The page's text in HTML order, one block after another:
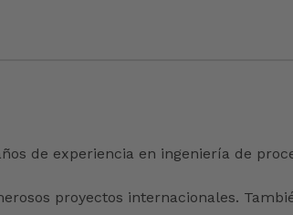
de experiencia en ingeniería de
proyectos internacionales.